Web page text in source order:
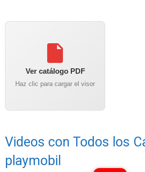
Ver catálogo PDF
Haz clic para cargar el visor
Videos con Todos los
playmobil